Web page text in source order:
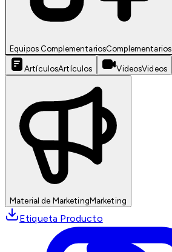
Equipos ComplementariosComplementarios
ArtículosArtículos VideosVideos
Material de MarketingMarketing
Etiqueta Producto